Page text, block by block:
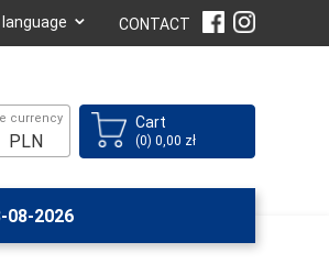
language ⌄ CONTACT
currency
PLN
Cart
(0) 0,00 zł
08-2026